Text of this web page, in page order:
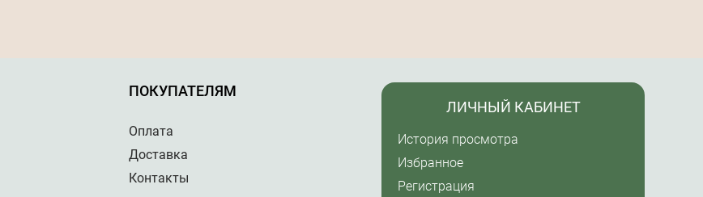
ПОКУПАТЕЛЯМ
Оплата
Доставка
Контакты
ЛИЧНЫЙ КАБИНЕТ
История просмотра
Избранное
Регистрация